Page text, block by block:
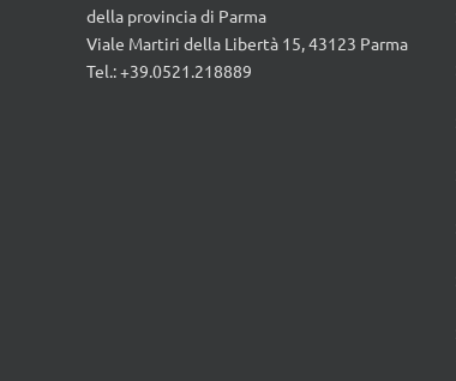
della provincia di Parma
Viale Martiri della Libertà 15, 43123 Parma
Tel.: +39.0521.218889